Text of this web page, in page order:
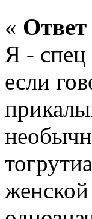
« Ответ
Я - спец
если